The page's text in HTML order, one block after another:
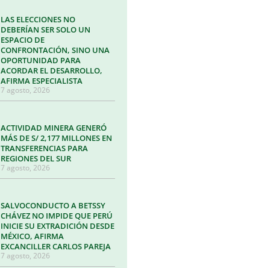
LAS ELECCIONES NO
DEBERÍAN SER SOLO UN
ESPACIO DE
CONFRONTACIÓN, SINO UNA
OPORTUNIDAD PARA
ACORDAR EL DESARROLLO,
AFIRMA ESPECIALISTA
7 agosto, 2026
ACTIVIDAD MINERA GENERÓ
MÁS DE S/ 2,177 MILLONES EN
TRANSFERENCIAS PARA
REGIONES DEL SUR
7 agosto, 2026
SALVOCONDUCTO A BETSSY
CHÁVEZ NO IMPIDE QUE PERÚ
INICIE SU EXTRADICIÓN DESDE
MÉXICO, AFIRMA
EXCANCILLER CARLOS PAREJA
7 agosto, 2026